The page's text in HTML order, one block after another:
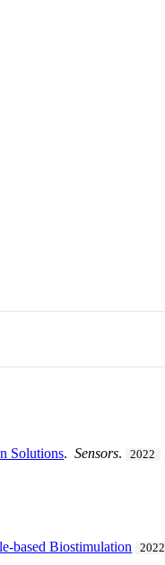
Solutions.Sensors. 2022
based Biostimulation 2022